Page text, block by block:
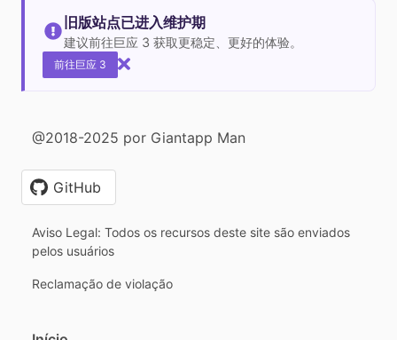
旧版站点已进入维护期
建议前往巨应 3 获取更稳定、更好的体验。
前往巨应 3
@2018-2025 por Giantapp Man
GitHub
Aviso Legal: Todos os recursos deste site são enviados
pelos usuários
Reclamação de violação